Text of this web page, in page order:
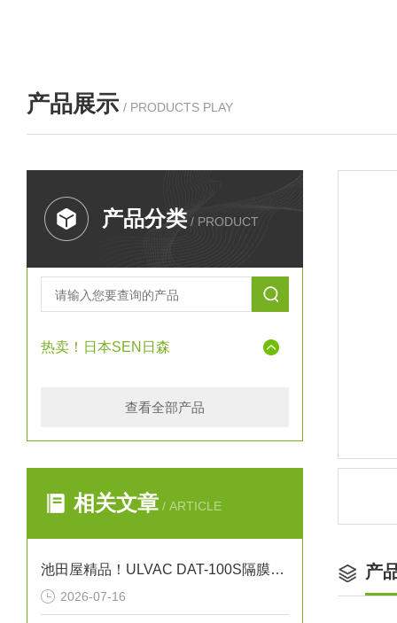
产品展示 / PRODUCTS PLAY
产品分类 / PRODUCT
热卖！日本SEN日森
查看全部产品
相关文章 / ARTICLE
池田屋精品！ULVAC DAT-100S隔膜型干式真空泵技术参数
2026-07-16
产